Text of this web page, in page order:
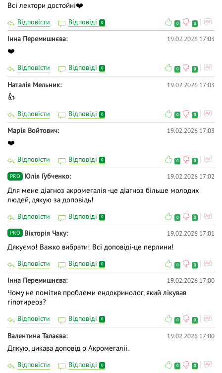
Всі лектори достойні❤️
Відповісти Відповіді 0 0 0
Інна Перемишнєва 19.02.2026 17:03
❤️
Відповісти Відповіді 0 0 0
Наталія Мельник 19.02.2026 17:03
👍
Відповісти Відповіді 0 0 0
Марія Войтович 19.02.2026 17:03
❤️
Відповісти Відповіді 0 0 0
PRO Юлія Губченко 19.02.2026 17:02
Для мене діагноз акромегалія -це діагноз більше молодих
людей, дякую за доповідь!
Відповісти Відповіді 0 0 0
PRO Вiкторiя Чаку 19.02.2026 17:01
Дякуємо! Важко вибрати! Всі доповіді-це перлини!
Відповісти Відповіді 0 0 0
Інна Перемишнєва 19.02.2026 17:00
Чому не помітив проблеми ендокринолог, який лікував
гіпотиреоз?
Відповісти Відповіді 0 0 0
Валентина Талаєва 19.02.2026 17:00
Дякую, цикава доповід о Акромегаліі.
Відповісти Відповіді 0 0 0